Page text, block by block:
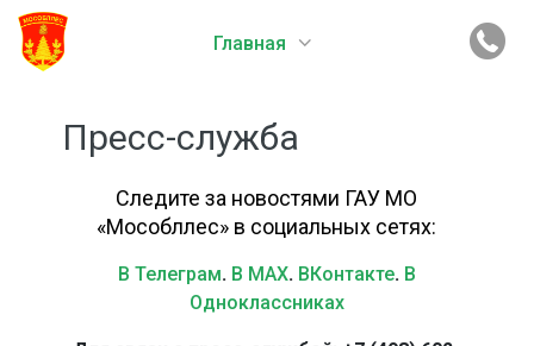
Главная
Пресс-служба
Следите за новостями ГАУ МО
«Мособллес» в социальных сетях:
В Телеграм. В MAX. ВКонтакте. В
Одноклассниках